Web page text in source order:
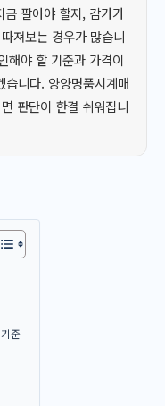
팔아야 할지, 감가가
져보는 경우가 많습니
해야 할 기준과 가격이
습니다. 양양명품시계매
판단이 한결 쉬워집니
준